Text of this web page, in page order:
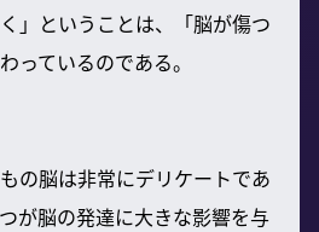
」ということは、「脳が傷つ
っているのである。
の脳は非常にデリケートであ
が脳の発達に大きな影響を与